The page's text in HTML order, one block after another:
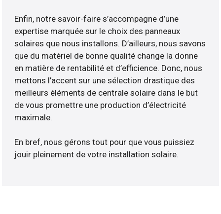
Enfin, notre savoir-faire s’accompagne d’une
expertise marquée sur le choix des panneaux
solaires que nous installons. D’ailleurs, nous savons
que du matériel de bonne qualité change la donne
en matière de rentabilité et d’efficience. Donc, nous
mettons l’accent sur une sélection drastique des
meilleurs éléments de centrale solaire dans le but
de vous promettre une production d’électricité
maximale.
En bref, nous gérons tout pour que vous puissiez
jouir pleinement de votre installation solaire.